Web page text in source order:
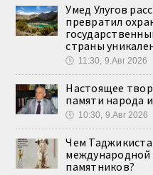
Умед Улугов
превратил
страны
🕔 11:30, 9.Авг 2026
Настоящее
памяти народа
🕔 10:30, 9.Авг 2026
Чем
международной
памятников?